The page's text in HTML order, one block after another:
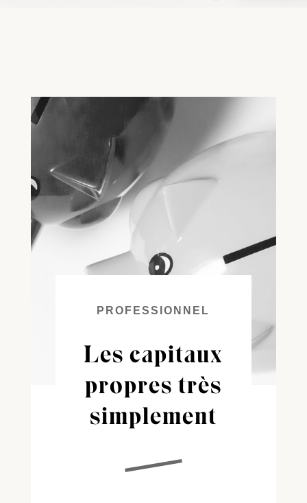
PROFESSIONNEL
Les capitaux
propres très
simplement